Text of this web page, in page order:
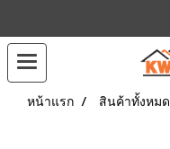
หน้าแรก สินค้าทั้งหมด